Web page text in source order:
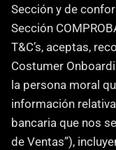
Sección y de
Sección
T&C’s, aceptas,
Costumer
la persona moral
información
bancaria que nos
de Ventas”),